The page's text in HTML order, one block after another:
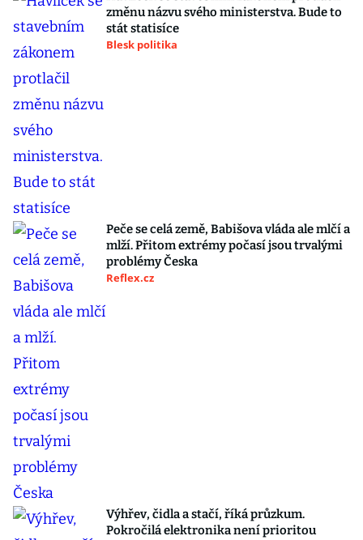
změnu názvu svého ministerstva. Bude to
stát statisíce
Blesk politika
Peče se celá země, Babišova vláda ale mlčí a
mlží. Přitom extrémy počasí jsou trvalými
problémy Česka
Reflex.cz
Výhřev, čidla a stačí, říká průzkum.
Pokročilá elektronika není prioritou